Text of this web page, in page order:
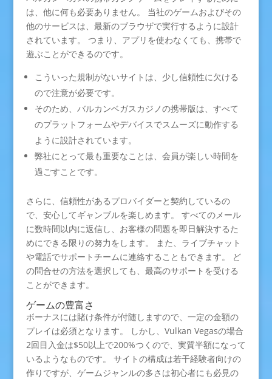
は、他に何も必要ありません。 当社のゲームおよびその
他のサービスは、最新のブラウザで実行するように設計
されています。 つまり、アプリを使わなくても、携帯で
遊ぶことができるのです。
こういった規制がないサイトは、少し信頼性に欠ける
ので注意が必要です。
そのため、バルカンベガスカジノの携帯版は、すべて
のプラットフォームやデバイスでスムーズに動作する
ように設計されています。
弊社にとって最も重要なことは、会員が楽しい時間を
過ごすことです。
さらに、信頼性があるプロバイダーと契約しているの
で、安心してギャンブルを楽しめます。 すべてのメール
に数時間以内に返信し、お客様の問題を即日解決するた
めにできる限りの努力をします。 また、ライブチャット
や電話でサポートチームに連絡することもできます。 ど
の問合せの方法を選択しても、最高のサポートを受ける
ことができます。
ゲームの豊富さ
ボーナスには賭け条件が付随しますので、一定の金額の
プレイは必須となります。 しかし、Vulkan Vegasの場合
2回目入金は$50以上で200%つくので、実質半額になって
いるようなものです。 サイトの構成は若干経験者向けの
作りですが、ゲームジャンルの多さは初心者にも必見の